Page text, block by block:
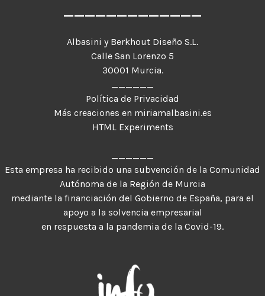
_____________
Albasini y Berkhout Diseño S.L.
Calle San Lorenzo 5
30001 Murcia.
______
Política de Privacidad
Más creaciones en miriamalbasini.es
HTML Experiments
______
Esta empresa ha recibido una subvención de la Comunidad
Autónoma de la Región de Murcia
mediante la financiación del Gobierno de España, para el
apoyo a la solvencia empresarial
en respuesta a la pandemia de la Covid-19.